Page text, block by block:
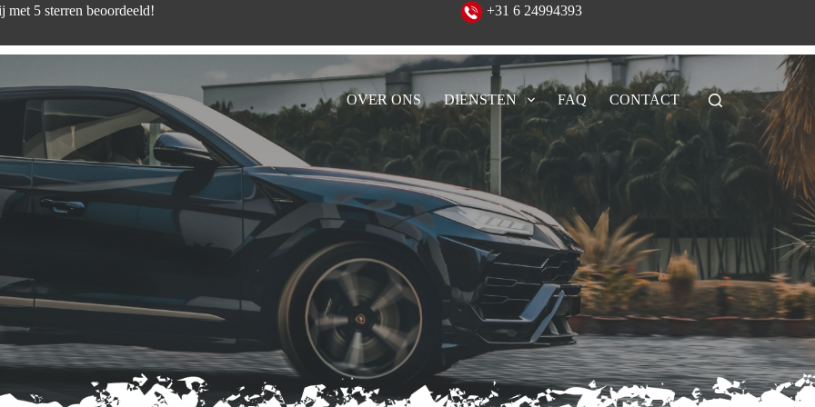
zijn wij met 5 sterren beoordeeld! +31 6 24994393
OVER ONS DIENSTEN FAQ CONTACT